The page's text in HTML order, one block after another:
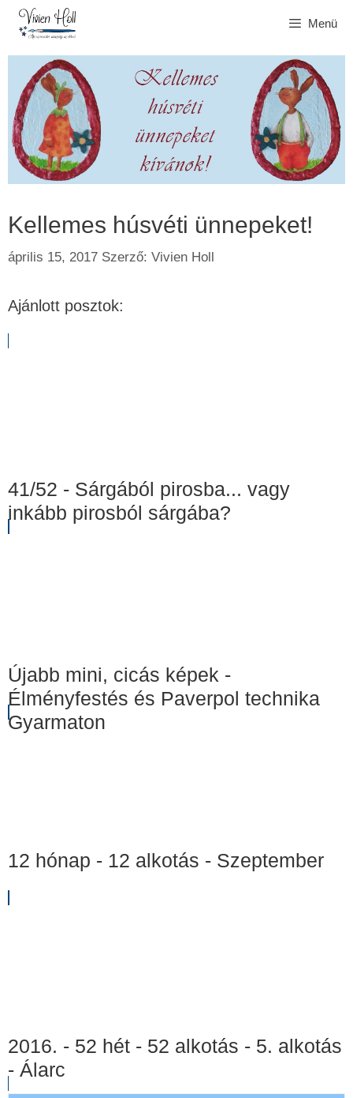
Kilépés
Menü
Kellemes húsvéti ünnepeket!
április 15, 2017 Szerző: Vivien Holl
Ajánlott posztok:
41/52 - Sárgából pirosba... vagy
inkább pirosból sárgába?
Újabb mini, cicás képek -
Élményfestés és Paverpol technika
Gyarmaton
12 hónap - 12 alkotás - Szeptember
2016. - 52 hét - 52 alkotás - 5. alkotás
- Álarc